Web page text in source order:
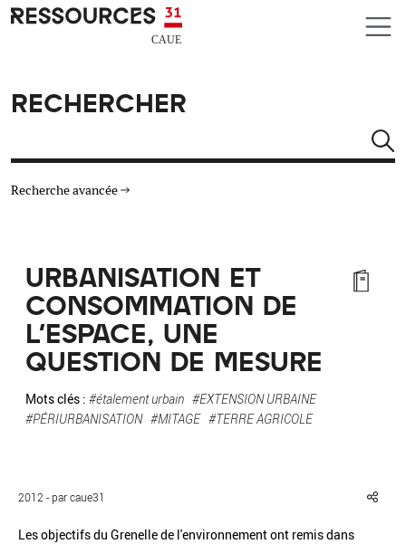
Aller au contenu principal
CAUE RESSOURCES 31
RECHERCHER
Recherche avancée
TYPE DE RESSOURCES
MATÉRIAUX
URBANISATION ET
CONSOMMATION DE
L'ESPACE, UNE
QUESTION DE MESURE
Mots clés : #étalement urbain #EXTENSION URBAINE
#PÉRIURBANISATION #MITAGE #TERRE AGRICOLE
2012 - par caue31
Les objectifs du Grenelle de l'environnement ont remis dans